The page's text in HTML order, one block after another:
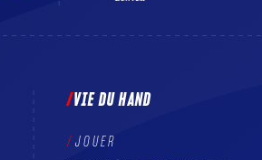
VIE DU HAND
JOUER